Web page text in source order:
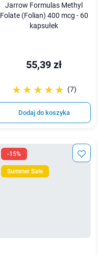
Jarrow Formulas Methyl
Folate (Folian) 400 mcg - 60
kapsułek
55,39 zł
☆☆☆☆☆
★★★★★ (7)
Dodaj do koszyka
-15%
Summer Sale